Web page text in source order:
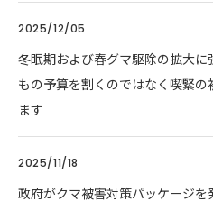
2025/12/05
冬眠期および春グマ駆除の拡大
もの予算を割くのではなく喫緊
ます
2025/11/18
政府がクマ被害対策パッケージを